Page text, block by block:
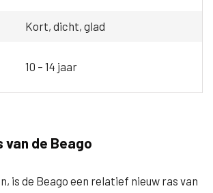
Kort, dicht, glad
10 – 14 jaar
van de Beago
is de Beago een relatief nieuw ras van